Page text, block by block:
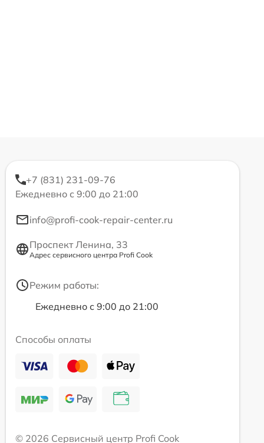
+7 (831) 231-09-76
Ежедневно с 9:00 до 21:00
info@profi-cook-repair-center.ru
Проспект Ленина, 33
Адрес сервисного центра Profi Cook
Режим работы:
Ежедневно с 9:00 до 21:00
Способы оплаты
© 2026 Сервисный центр Profi Cook